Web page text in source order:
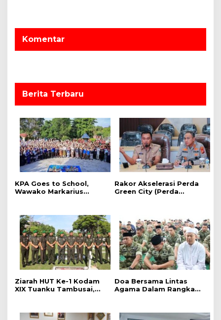
i
pKomentar
Berita Terbaru
‎KPA Goes to School,
‎Wawako Markarius
Kalangan Pelajar
Rakor Akselerasi Perda
Green City (Perda
Kota Pekanbaru dan Tim
Pakar
Ziarah HUT Ke-1 Kodam
XIX Tuanku Tambusai,
Khidmat
Doa Bersama Lintas
Agama Dalam Rangka